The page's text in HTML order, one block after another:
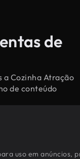
de
a Cozinha Atração
de conteúdo
uso em anúncios,